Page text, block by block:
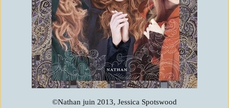
©Nathan juin 2013, Jessica Spotswood